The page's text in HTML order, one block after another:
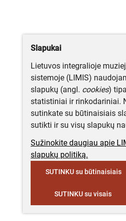
Slapukai
Lietuvos integralioje
sistemoje (LIMIS)
slapukų (angl. cookies)
statistiniai ir rinkodariniai.
sutinkate su būtinaisiais
sutikti ir su visų slapukų
Sužinokite daugiau apie
slapukų politiką.
SUTINKU su būtinaisiais
SUTINKU su visais